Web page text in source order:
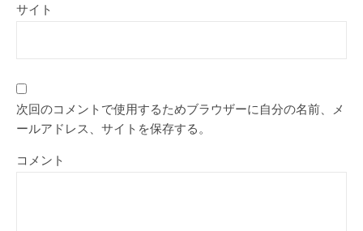
サイト
次回のコメントで使用するためブラウザーに自分の名前、メ
ールアドレス、サイトを保存する。
コメント